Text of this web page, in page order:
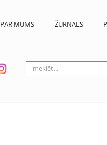
PAR MUMS ŽURNĀLS